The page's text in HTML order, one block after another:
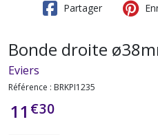
Partager
Bonde droite
Eviers
Référence : BRKPI1235
11 €30